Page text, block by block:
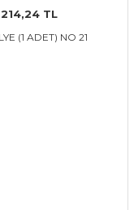
214,24 TL